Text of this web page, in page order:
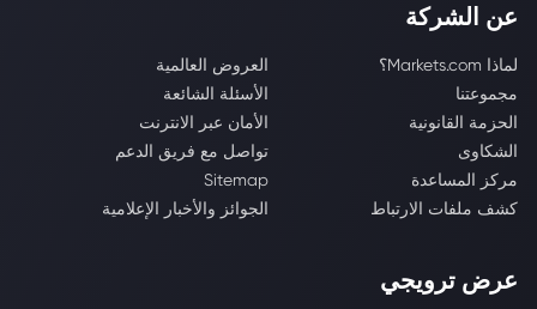
عن الشركة
لماذا Markets.com؟
العروض العالمية
مجموعتنا
الأسئلة الشائعة
الحزمة القانونية
الأمان عبر الانترنت
الشكاوى
تواصل مع فريق الدعم
مركز المساعدة
Sitemap
كشف ملفات الارتباط
الجوائز والأخبار الإعلامية
عرض ترويجي